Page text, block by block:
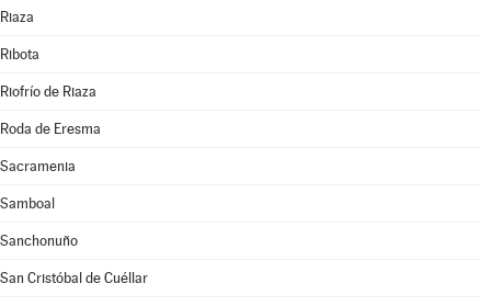
Riaza
Ribota
Riofrío de Riaza
Roda de Eresma
Sacramenia
Samboal
Sanchonuño
San Cristóbal de Cuéllar